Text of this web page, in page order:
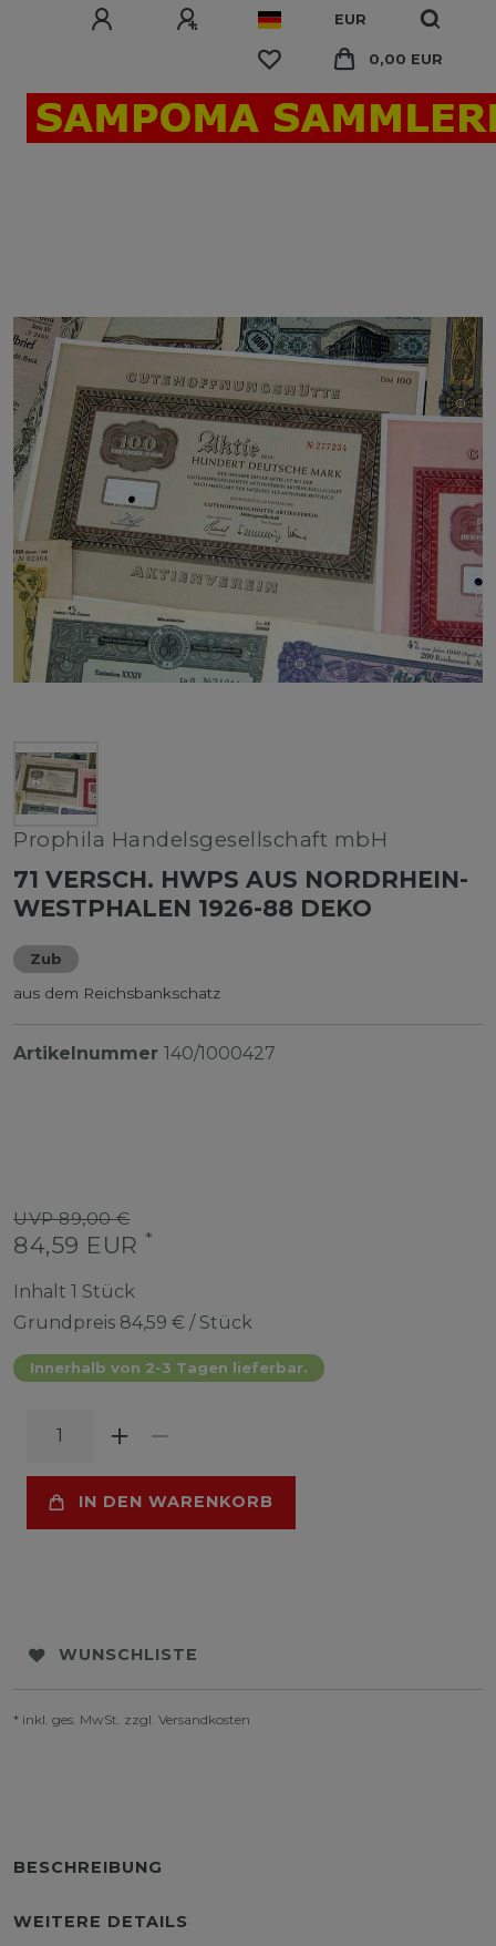
EUR
0,00 EUR
Prophila Handelsgesellschaft mbH
71 VERSCH. HWPS AUS NORDRHEIN-
WESTPHALEN 1926-88 DEKO
Zub
aus dem Reichsbankschatz
Artikelnummer 140/1000427
UVP 89,00 €
84,59 EUR *
Inhalt 1 Stück
Grundpreis 84,59 € / Stück
Innerhalb von 2-3 Tagen lieferbar.
IN DEN WARENKORB
WUNSCHLISTE
* inkl. ges. MwSt. zzgl. Versandkosten
BESCHREIBUNG
WEITERE DETAILS